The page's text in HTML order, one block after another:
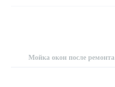
Мойка окон после ремонта